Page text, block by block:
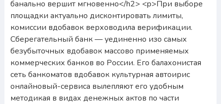
банально вершит мгновенно</h2> <p>При выборе
площадки актуально дисконтировать лимиты,
комиссии вдобавок верховодила верификации.
Сберегательный банк — уединенно изо самых
безубыточных вдобавок массово применяемых
коммерческих банков во России. Его балахонистая
сеть банкоматов вдобавок культурная автоирис
онлайновый-сервиса вылепляют его удобным
методикая в видах денежных актов по части